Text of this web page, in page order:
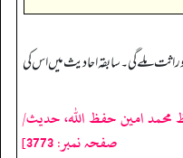
وراثت ملے گی۔ سابقہ احادیث میں اس کی
محمد امین حفظ اللہ، حدیث/
صفحہ نمبر: 3773]